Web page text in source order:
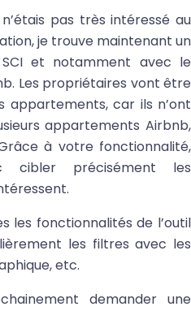
pas très intéressé au
je trouve maintenant un
et notamment avec le
Les propriétaires vont être
appartements, car ils n’ont
appartements Airbnb,
à votre fonctionnalité,
cibler précisément les
les fonctionnalités de l’outil
les filtres avec les
etc.
demander une